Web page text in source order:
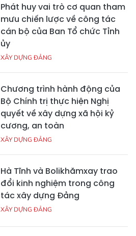
Phát huy vai trò cơ quan tham
mưu chiến lược về công tác
cán bộ của Ban Tổ chức Tỉnh
ủy
XÂY DỰNG ĐẢNG
Chương trình hành động của
Bộ Chính trị thực hiện Nghị
quyết về xây dựng xã hội kỷ
cương, an toàn
XÂY DỰNG ĐẢNG
Hà Tĩnh và Bolikhămxay trao
đổi kinh nghiệm trong công
tác xây dựng Đảng
XÂY DỰNG ĐẢNG